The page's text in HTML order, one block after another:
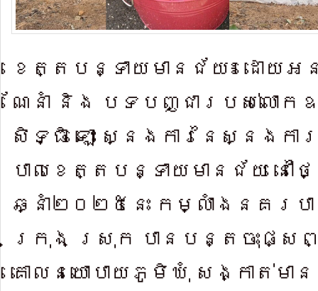
ខេត្តបន្ទាយមានជ័យ៖ ដោយ
ណែនាំ និង បទបញ្ជារបស់​លោក
សិទ្ធិ ឡោះ ស្នងកា​រនៃស្នង​ក
បាលខេត្តបន្ទាយ​មានជ័យ នៅថ្
ឆ្នាំ២០២៥នេះ កម្លាំ​ងនគរប
ក្រុង ស្រុក បាន​បន្តចុះ​ផ្ស
គោលនយោ​បាយភូមិឃុំ សង្កាត់មា